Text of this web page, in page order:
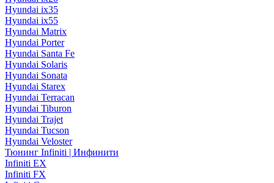
Hyundai ix35
Hyundai ix55
Hyundai Matrix
Hyundai Porter
Hyundai Santa Fe
Hyundai Solaris
Hyundai Sonata
Hyundai Starex
Hyundai Terracan
Hyundai Tiburon
Hyundai Trajet
Hyundai Tucson
Hyundai Veloster
Тюнинг Infiniti | Инфинити
Infiniti EX
Infiniti FX